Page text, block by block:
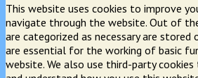
This website uses cookies to improve
navigate through the website. Out of
are categorized as necessary are stored
are essential for the working of basic
website. We also use third-party